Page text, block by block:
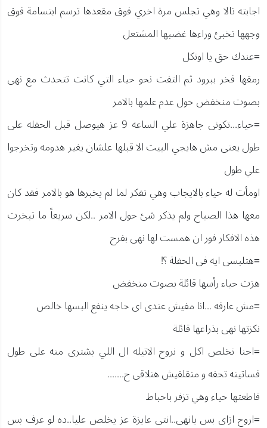
اجابته تالا وهي تجلس مرة اخري فوق مقعدها ترسم ابتسامة فوق
وجهها تخبئ وراءها غضبها المشتعل
=عندك حق يا اونكل
رمقها فخر ببرود ثم التفت نحو حياء التي كانت تتحدث مع نهى
بصوت منخفض حول عدم علمها بالامر
=حياء...تكونى جاهزة علي الساعه 9 عز هيوصل قبل الحفله على
طول يعنى مش هايجي البيت الا قبلها علشان يغير هدومه وتخرجوا
علي طول
اومأت له حياء بالايجاب وهي تفكر لما لم يخبرها هو بالامر فقد كان
معها هذا الصباح ولم يذكر شئ حول الامر ..لكن سريعاً ما تبخرت
هذه الافكار فور ان همست لها نهى بفرح
=هتلبسى ايه فى الحفلة ؟!
هزت حياء رأسها قائلة بصوت متخفض
=مش عارفه ...انا مفيش عندى اى حاجه ينفع البسها خالص
نكزتها نهى بذراعها قائلة
=احنا نخلص اكل و نروح الاتيله ال اللي بشترى منه على طول
فساتينه تحفه و متقلقيش هنلاقى ح.......
قاطعتها حياء وهي تزفر باحباط
=اروح ازاى بس يانهى..انتى عايزة عز يخلص عليا..ده لو عرف بس